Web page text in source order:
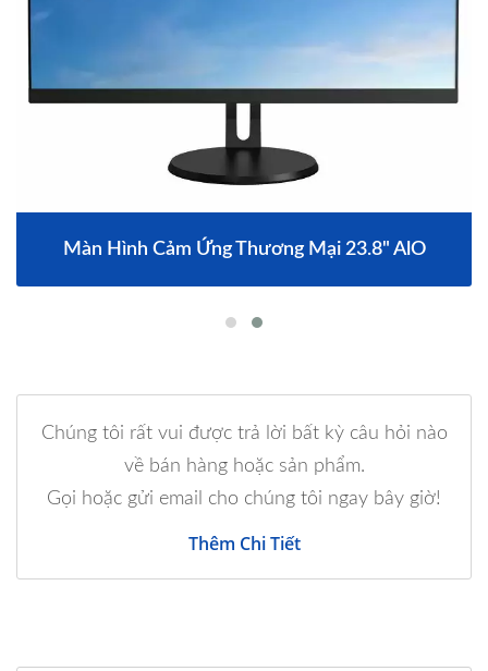
Màn Hình Cảm Ứng Thương Mại 23.8" AlO
Chúng tôi rất vui được trả lời bất kỳ câu hỏi nào
về bán hàng hoặc sản phẩm.
Gọi hoặc gửi email cho chúng tôi ngay bây giờ!
Thêm Chi Tiết